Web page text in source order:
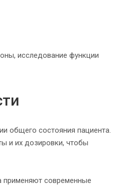
исследование функции
общего состояния пациента.
и их дозировки, чтобы
применяют современные